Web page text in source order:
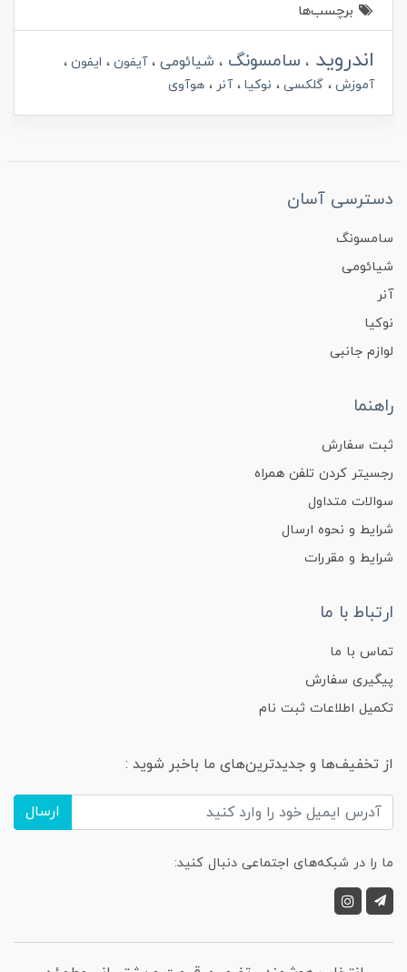
برچسب‌ها
اندروید سامسونگ شیائومی آیفون
ایفون
آموزش
گلکسی نوکیا آنر هوآوی
دسترسی آسان
سامسونگ
شیائومی
آنر
نوکیا
لوازم جانبی
راهنما
ثبت سفارش
رجسیتر کردن تلفن همراه
سوالات متداول
شرایط و نحوه ارسال
شرایط و مقررات
ارتباط با ما
تماس با ما
پیگیری سفارش
تکمیل اطلاعات ثبت نام
از تخفیف‌ها و جدیدترین‌های ما باخبر شوید :
ارسال
ما را در شبکه‌های اجتماعی دنبال کنید: